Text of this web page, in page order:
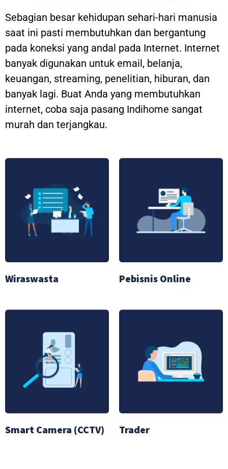
Sebagian besar kehidupan sehari-hari manusia
saat ini pasti membutuhkan dan bergantung
pada koneksi yang andal pada Internet. Internet
banyak digunakan untuk email, belanja,
keuangan, streaming, penelitian, hiburan, dan
banyak lagi. Buat Anda yang membutuhkan
internet, coba saja pasang Indihome sangat
murah dan terjangkau.
Wiraswasta Pebisnis Online
Smart Camera (CCTV) Trader